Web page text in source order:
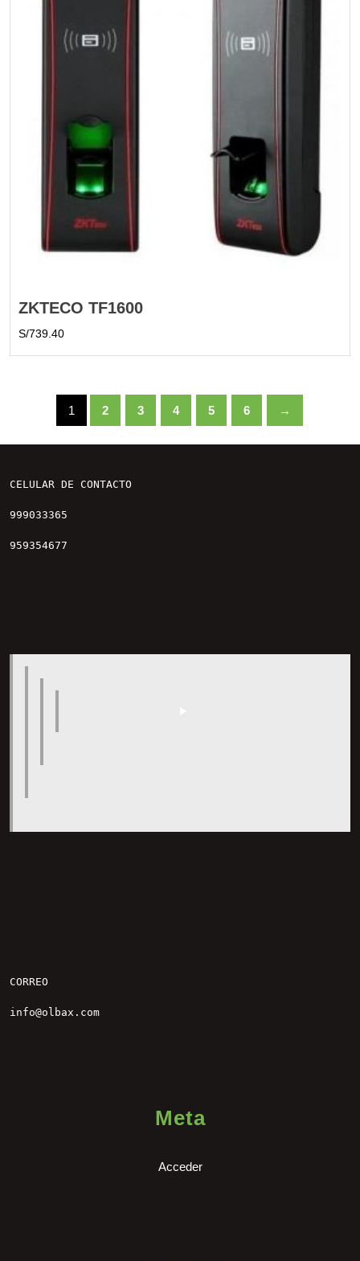
ZKTECO TF1600
S/739.40
1 2 3 4 5 6 →
CELULAR DE CONTACTO
999033365
959354677
CORREO
info@olbax.com
Meta
Acceder